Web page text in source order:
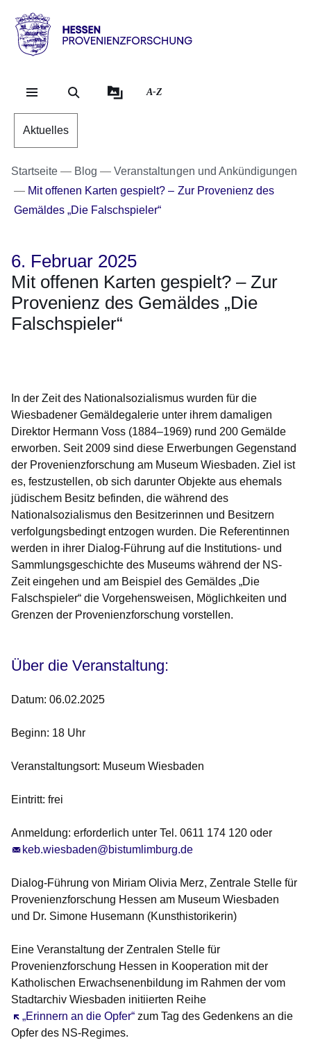
Direkt zum Kopf der
Direkt zum Inhalt
Direkt zum Fuß der
Hessen
Provenienzforschung
A-Z
Aktuelles
Startseite Blog
Veranstaltungen und Ankündigungen
Mit offenen Karten gespielt? – Zur Provenienz des
Gemäldes „Die Falschspieler“
6. Februar 2025
Mit offenen Karten gespielt? – Zur
Provenienz des Gemäldes „Die
Falschspieler“
In der Zeit des Nationalsozialismus wurden für die
Wiesbadener Gemäldegalerie unter ihrem damaligen
Direktor Hermann Voss (1884–1969) rund 200 Gemälde
erworben. Seit 2009 sind diese Erwerbungen Gegenstand
der Provenienzforschung am Museum Wiesbaden. Ziel ist
es, festzustellen, ob sich darunter Objekte aus ehemals
jüdischem Besitz befinden, die während des
Nationalsozialismus den Besitzerinnen und Besitzern
verfolgungsbedingt entzogen wurden. Die Referentinnen
werden in ihrer Dialog-Führung auf die Institutions- und
Sammlungsgeschichte des Museums während der NS-
Zeit eingehen und am Beispiel des Gemäldes „Die
Falschspieler“ die Vorgehensweisen, Möglichkeiten und
Grenzen der Provenienzforschung vorstellen.
Über die Veranstaltung:
Datum: 06.02.2025
Beginn: 18 Uhr
Veranstaltungsort: Museum Wiesbaden
Eintritt: frei
Anmeldung: erforderlich unter Tel. 0611 174 120 oder
keb.wiesbaden@bistumlimburg.de
Dialog-Führung von Miriam Olivia Merz, Zentrale Stelle für
Provenienzforschung Hessen am Museum Wiesbaden
und Dr. Simone Husemann (Kunsthistorikerin)
Eine Veranstaltung der Zentralen Stelle für
Provenienzforschung Hessen in Kooperation mit der
Katholischen Erwachsenenbildung im Rahmen der vom
Stadtarchiv Wiesbaden initiierten Reihe
„Erinnern an die Opfer“
Öffnet sich in einem neuen Fensterzum Tag des Gedenkens an die
Opfer des NS-Regimes.